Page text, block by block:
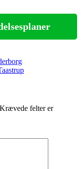
Krævede felter er